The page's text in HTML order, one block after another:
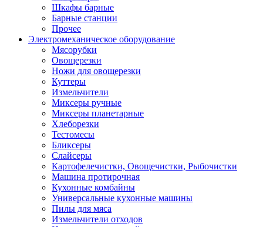
Шкафы барные
Барные станции
Прочее
Электромеханическое оборудование
Мясорубки
Овощерезки
Ножи для овощерезки
Куттеры
Измельчители
Миксеры ручные
Миксеры планетарные
Хлеборезки
Тестомесы
Бликсеры
Слайсеры
Картофелечистки, Овощечистки, Рыбочистки
Машина протирочная
Кухонные комбайны
Универсальные кухонные машины
Пилы для мяса
Измельчители отходов